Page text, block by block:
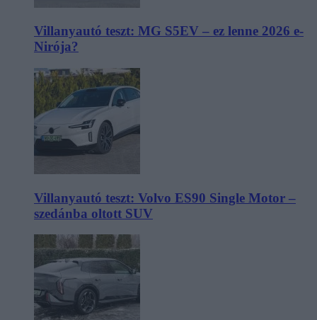
Villanyautó teszt: MG S5EV – ez lenne 2026 e-
Nirója?
Villanyautó teszt: Volvo ES90 Single Motor –
szedánba oltott SUV